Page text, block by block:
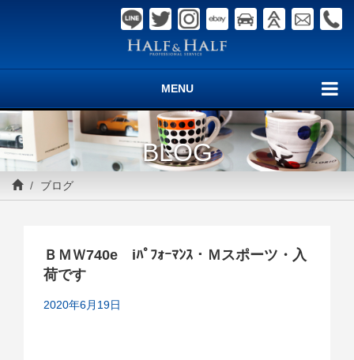
MENU
BLOG
ブログ
ＢＭＷ740e iﾊﾟﾌｫｰﾏﾝｽ・Ｍスポーツ・入
荷です
2020年6月19日